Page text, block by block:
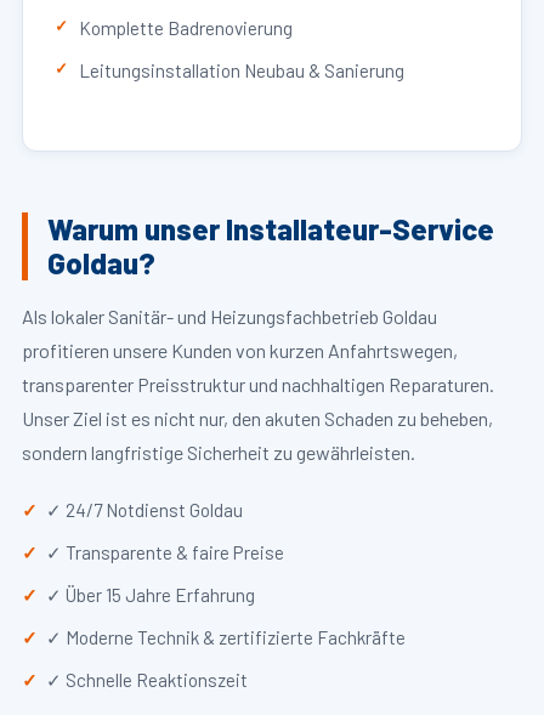
Komplette Badrenovierung
Leitungsinstallation Neubau & Sanierung
Warum unser Installateur-Service
Goldau?
Als lokaler Sanitär- und Heizungsfachbetrieb Goldau
profitieren unsere Kunden von kurzen Anfahrtswegen,
transparenter Preisstruktur und nachhaltigen Reparaturen.
Unser Ziel ist es nicht nur, den akuten Schaden zu beheben,
sondern langfristige Sicherheit zu gewährleisten.
✓ 24/7 Notdienst Goldau
✓ Transparente & faire Preise
✓ Über 15 Jahre Erfahrung
✓ Moderne Technik & zertifizierte Fachkräfte
✓ Schnelle Reaktionszeit